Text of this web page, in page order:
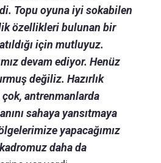
Topu oyuna iyi sokabilen
özellikleri bulunan bir
için mutluyuz.
devam ediyor. Henüz
değiliz. Hazırlık
antrenmanlarda
sahaya yansıtmaya
yapacağımız
daha da